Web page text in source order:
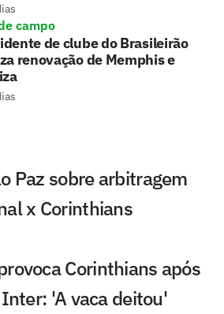
campo
de clube do Brasileirão
renovação de Memphis e
Paz sobre arbitragem
x Corinthians
Corinthians após
'A vaca deitou'